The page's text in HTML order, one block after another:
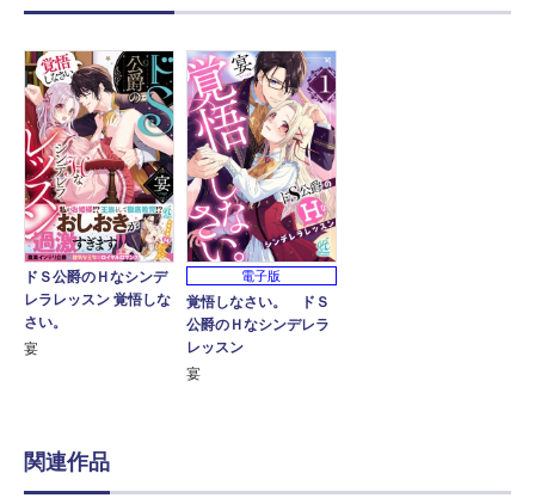
ドＳ公爵のＨなシンデ
レラレッスン 覚悟しな
さい。
宴
電子版
覚悟しなさい。 ドＳ
公爵のＨなシンデレラ
レッスン
宴
関連作品